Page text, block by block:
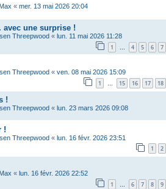
« mer. 13 mai 2026 20:04
avec une surprise !
Threepwood « lun. 11 mai 2026 11:28
1 … 4 5 6 7
Threepwood « ven. 08 mai 2026 15:09
1 … 15 16 17 18
!
Threepwood « lun. 23 mars 2026 09:08
!
Threepwood « lun. 16 févr. 2026 23:51
1 2
« lun. 16 févr. 2026 22:52
1 … 6 7 8 9